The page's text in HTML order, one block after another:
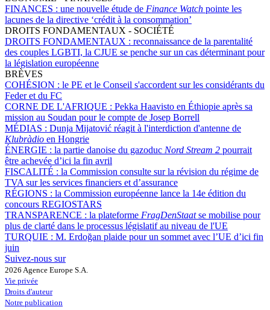
FINANCES : une nouvelle étude de Finance Watch pointe les
lacunes de la directive ‘crédit à la consommation’
DROITS FONDAMENTAUX - SOCIÉTÉ
DROITS FONDAMENTAUX : reconnaissance de la parentalité
des couples LGBTI, la CJUE se penche sur un cas déterminant pour
la législation européenne
BRÈVES
COHÉSION : le PE et le Conseil s'accordent sur les considérants du
Feder et du FC
CORNE DE L'AFRIQUE : Pekka Haavisto en Éthiopie après sa
mission au Soudan pour le compte de Josep Borrell
MÉDIAS : Dunja Mijatović réagit à l'interdiction d'antenne de
Klubràdio en Hongrie
ÉNERGIE : la partie danoise du gazoduc Nord Stream 2 pourrait
être achevée d’ici la fin avril
FISCALITÉ : la Commission consulte sur la révision du régime de
TVA sur les services financiers et d’assurance
RÉGIONS : la Commission européenne lance la 14e édition du
concours REGIOSTARS
TRANSPARENCE : la plateforme FragDenStaatse mobilise pour
plus de clarté dans le processus législatif au niveau de l'UE
TURQUIE : M. Erdoğan plaide pour un sommet avec l’UE d’ici fin
juin
Suivez-nous sur
2026 Agence Europe S.A.
Vie privée
Droits d'auteur
Notre publication